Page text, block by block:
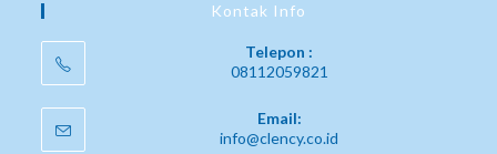
Kontak Info
Telepon :
08112059821
Email:
info@clency.co.id